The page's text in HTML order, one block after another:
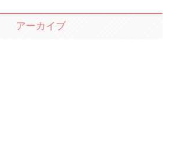
アーカイブ